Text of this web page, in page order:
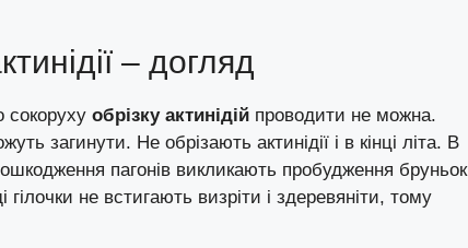
– догляд
сокоруху обрізку актинідій проводити не можна.
загинути. Не обрізають актинідії і в кінці літа. В
пагонів викликають пробудження бруньок
не встигають визріти і здеревяніти, тому